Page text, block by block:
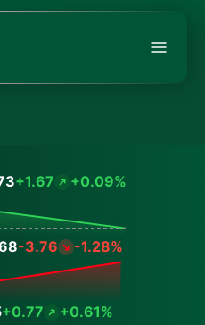
+1.67 +0.09%
-3.76 -1.28%
+0.77 +0.61%